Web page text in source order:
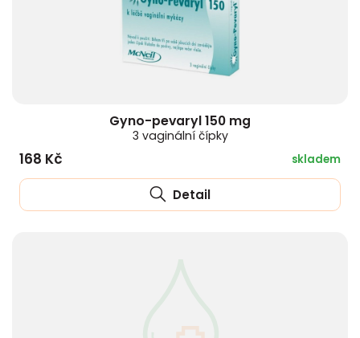
Gyno-pevaryl 150 mg
3 vaginální čípky
168 Kč skladem
Detail